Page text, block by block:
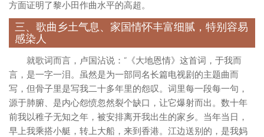
方面证明了黎小田作曲水平的高超。
三、歌曲乡土气息、家国情怀丰富细腻，特别容易
感染人
就歌词而言 ，卢国沾说：“《大地恩情》这首词，于我而
言，是一字一泪。虽然是为一部同名长篇电视剧的主题曲而
写，但骨子里是写我二十多年里的怨叹。词里每一段每一句，
源于肺腑、是内心怨愤忽然裂个缺口，让它爆射而出。数十年
前我以稚子无知之年，被安排离开我出生的家乡。当年当日，
早上我乘搭小艇，转上大船，来到香港。江边送别的，是我妈